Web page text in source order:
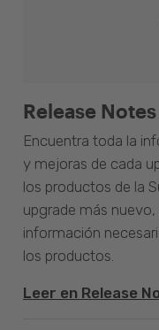
Release Notes
Encuentra toda la
y mejoras de cada
los productos de la
upgrade más
información
los productos.
Leer en Release